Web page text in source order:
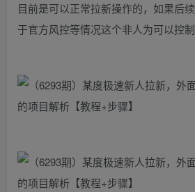
目前是可以正常拉新操作的，如果后
于官方风控等情况这个非人为可以控制